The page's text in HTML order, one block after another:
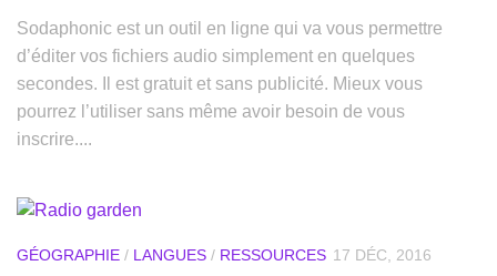
Sodaphonic est un outil en ligne qui va vous permettre
d’éditer vos fichiers audio simplement en quelques
secondes. Il est gratuit et sans publicité. Mieux vous
pourrez l’utiliser sans même avoir besoin de vous
inscrire....
GÉOGRAPHIE / LANGUES / RESSOURCES 17 DÉC, 2016